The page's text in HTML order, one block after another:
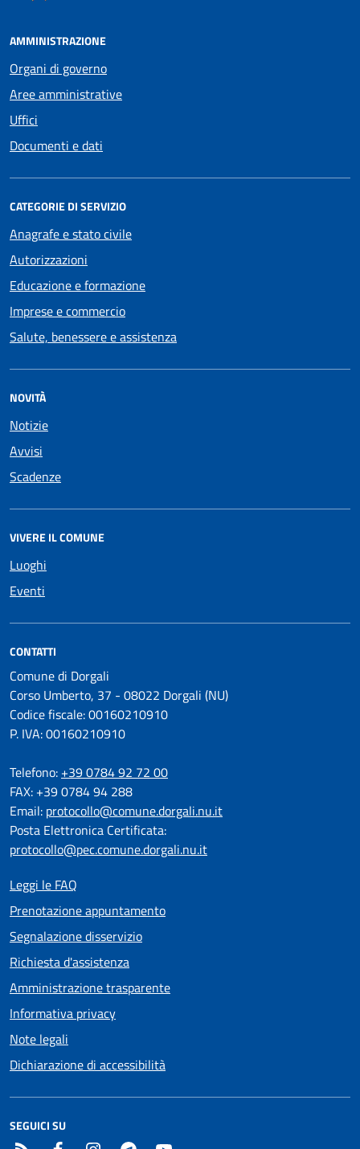
AMMINISTRAZIONE
Organi di governo
Aree amministrative
Uffici
Documenti e dati
CATEGORIE DI SERVIZIO
Anagrafe e stato civile
Autorizzazioni
Educazione e formazione
Imprese e commercio
Salute, benessere e assistenza
NOVITÀ
Notizie
Avvisi
Scadenze
VIVERE IL COMUNE
Luoghi
Eventi
CONTATTI
Comune di Dorgali
Corso Umberto, 37 - 08022 Dorgali (NU)
Codice fiscale: 00160210910
P. IVA: 00160210910
Telefono: +39 0784 92 72 00
FAX: +39 0784 94 288
Email: protocollo@comune.dorgali.nu.it
Posta Elettronica Certificata:
protocollo@pec.comune.dorgali.nu.it
Leggi le FAQ
Prenotazione appuntamento
Segnalazione disservizio
Richiesta d'assistenza
Amministrazione trasparente
Informativa privacy
Note legali
Dichiarazione di accessibilità
SEGUICI SU